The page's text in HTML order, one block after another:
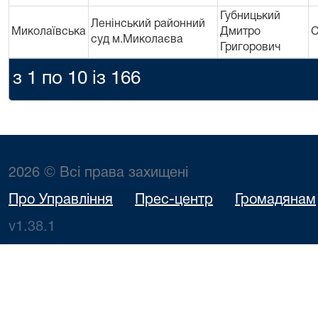
Миколаївська
Ленінський районний
суд м.Миколаєва
Губницький
Дмитро
Григорович
з 1 по 10 із 166
2026 © Всі права захищені
Про Управління Прес-центр Громадянам
v1.38.1